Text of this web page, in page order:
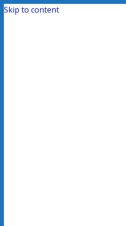
Skip to content